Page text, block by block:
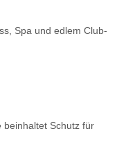
Spa und edlem Club-
beinhaltet Schutz für